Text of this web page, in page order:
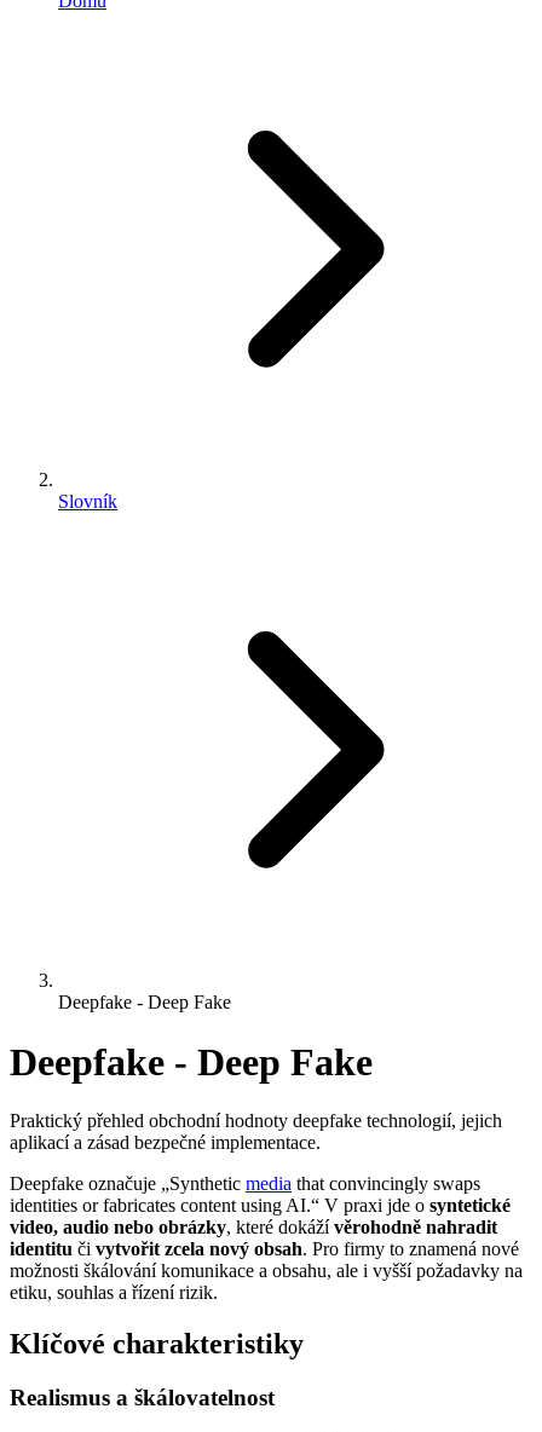
Slovník
Deepfake - Deep Fake
Deepfake - Deep Fake
Praktický přehled obchodní hodnoty deepfake technologií, jejich
aplikací a zásad bezpečné implementace.
Deepfake označuje „Synthetic media that convincingly swaps
identities or fabricates content using AI.“ V praxi jde o syntetické
video, audio nebo obrázky, které dokážívěrohodně nahradit
identitu či vytvořit zcela nový obsah. Pro firmy to znamená nové
možnosti škálování komunikace a obsahu, ale i vyšší požadavky na
etiku, souhlas a řízení rizik.
Klíčové charakteristiky
Realismus a škálovatelnost